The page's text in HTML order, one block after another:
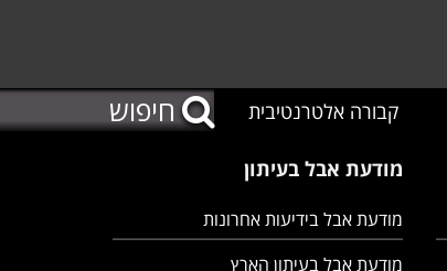
קבורה אלטרנטיבית
מודעת אבל בעיתון
מודעת אבל בידיעות אחרונות
מודעת אבל בעיתון הארץ